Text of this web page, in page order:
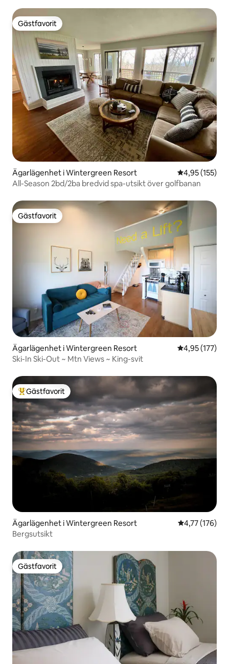
Gästfavorit
Gästfavorit
Ägarlägenhet i Wintergreen Resort 4,95 av 5 i
4,95 (155)
All-Season 2bd/2ba bredvid spa-utsikt över golfbanan
Gästfavorit
Gästfavorit
Ägarlägenhet i Wintergreen Resort 4,95 av 5 i
4,95 (177)
Ski-In Ski-Out ~ Mtn Views ~ King-svit
Populär gästfavorit
Gästfavorit
Ägarlägenhet i Wintergreen Resort 4,77 av 5 i
4,77 (176)
Bergsutsikt
Gästfavorit
Gästfavorit